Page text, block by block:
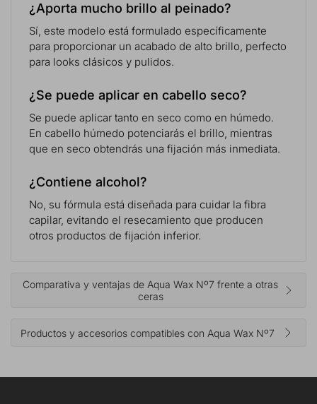
¿Aporta mucho brillo al peinado?
Sí, este modelo está formulado específicamente
para proporcionar un acabado de alto brillo, perfecto
para looks clásicos y pulidos.
¿Se puede aplicar en cabello seco?
Se puede aplicar tanto en seco como en húmedo.
En cabello húmedo potenciarás el brillo, mientras
que en seco obtendrás una fijación más inmediata.
¿Contiene alcohol?
No, su fórmula está diseñada para cuidar la fibra
capilar, evitando el resecamiento que producen
otros productos de fijación inferior.
Comparativa y ventajas de Aqua Wax Nº7 frente a otras
ceras
Productos y accesorios compatibles con Aqua Wax Nº7